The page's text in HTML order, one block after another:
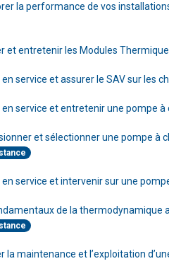
la performance de vos
et entretenir les Modules
service et assurer le SAV sur les
service et entretenir une pompe à
et sélectionner une pompe à
service et intervenir sur une
de la thermodynamique
la maintenance et l’exploitation